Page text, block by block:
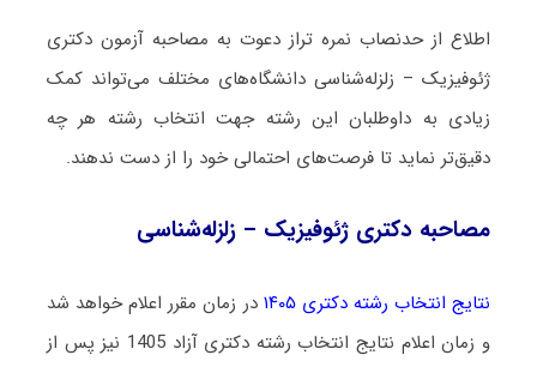
اطلاع از حدنصاب نمره تراز دعوت به مصاحبه آزمون دکتری
ژئوفیزیک – زلزله‌شناسی دانشگاه‌های مختلف می‌تواند کمک
زیادی به داوطلبان این رشته جهت انتخاب رشته هر چه
دقیق‌تر نماید تا فرصت‌های احتمالی خود را از دست ندهند.
مصاحبه دکتری ژئوفیزیک – زلزله‌شناسی
نتایج انتخاب رشته دکتری ۱۴۰۵
در زمان مقرر اعلام خواهد شد
و زمان اعلام نتایج انتخاب رشته دکتری آزاد 1405 نیز پس از